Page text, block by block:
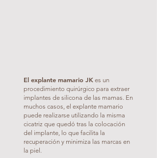
El explante mamario JK es un
procedimiento quirúrgico para extraer
implantes de silicona de las mamas. En
muchos casos, el explante mamario
puede realizarse utilizando la misma
cicatriz que quedó tras la colocación
del implante, lo que facilita la
recuperación y minimiza las marcas en
la piel.